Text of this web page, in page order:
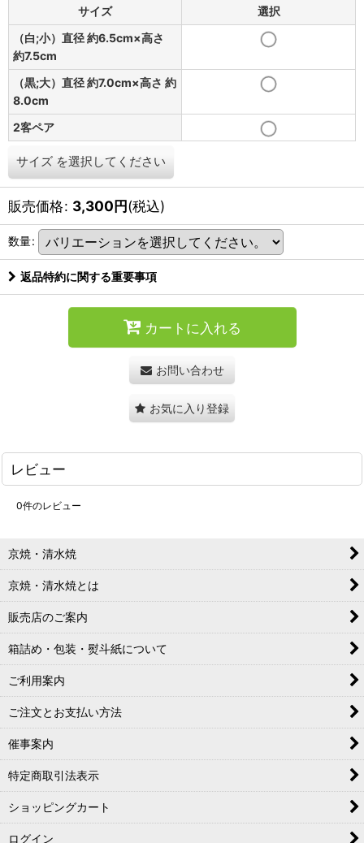
サイズ
選択
（白;小）直径 約6.5cm×高さ
約7.5cm
（黒;大）直径 約7.0cm×高さ 約
8.0cm
2客ペア
サイズ を選択してください
販売価格: 3,300円(税込)
数量:
返品特約に関する重要事項
カートに入れる
お問い合わせ
お気に入り登録
レビュー
0件のレビュー
京焼・清水焼
京焼・清水焼とは
販売店のご案内
箱詰め・包装・熨斗紙について
ご利用案内
ご注文とお支払い方法
催事案内
特定商取引法表示
ショッピングカート
ログイン